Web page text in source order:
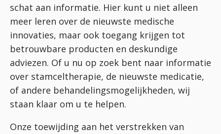
schat aan informatie. Hier kunt u niet alleen
meer leren over de nieuwste medische
innovaties, maar ook toegang krijgen tot
betrouwbare producten en deskundige
adviezen. Of u nu op zoek bent naar informatie
over stamceltherapie, de nieuwste medicatie,
of andere behandelingsmogelijkheden, wij
staan klaar om u te helpen.
Onze toewijding aan het verstrekken van